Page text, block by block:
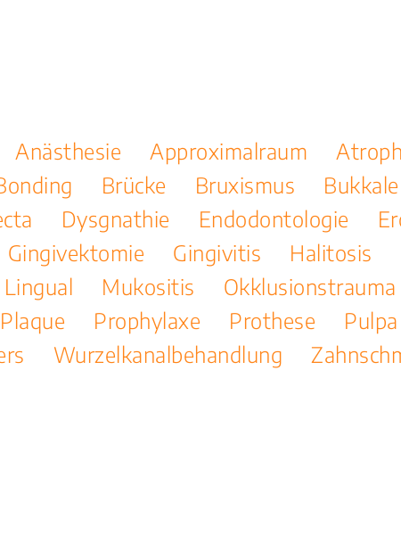
Anästhesie Approximalraum
Brücke Bruxismus
Dysgnathie Endodontologie
Gingivektomie Gingivitis Halitosis
Lingual Mukositis Okklusionstrauma
Plaque Prophylaxe Prothese Pulpa
Wurzelkanalbehandlung